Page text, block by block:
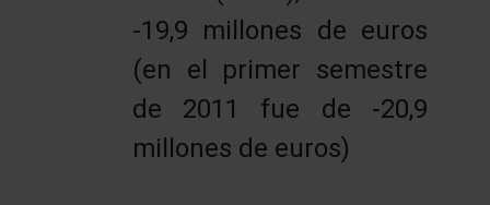
-19,9 millones de euros
(en el primer semestre
de 2011 fue de -20,9
millones de euros)